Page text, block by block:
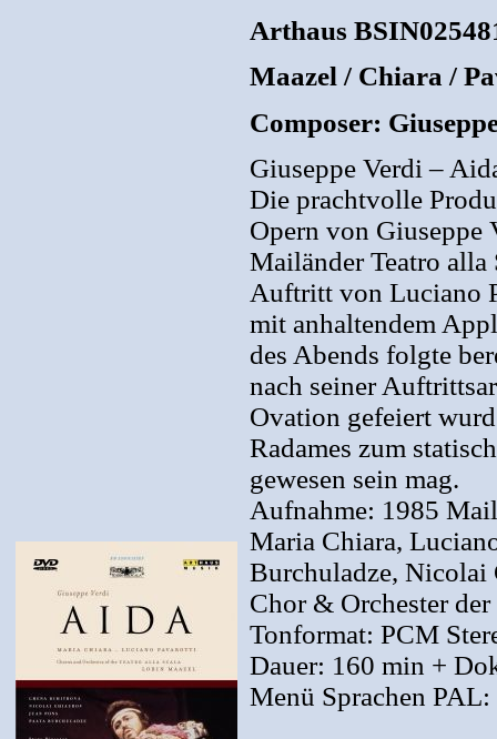
Arthaus
Maazel / Chiara /
Composer:
Giuseppe Verdi –
Die prachtvolle
Opern von Giuseppe
Mailänder Teatro
Auftritt von Luciano
mit anhaltendem
des Abends folgte
nach seiner
Ovation gefeiert
Radames zum
gewesen sein mag.
Aufnahme: 1985
Maria Chiara,
Burchuladze, Nicolai
Chor & Orchester
Tonformat: PCM
Dauer: 160 min +
Menü Sprachen